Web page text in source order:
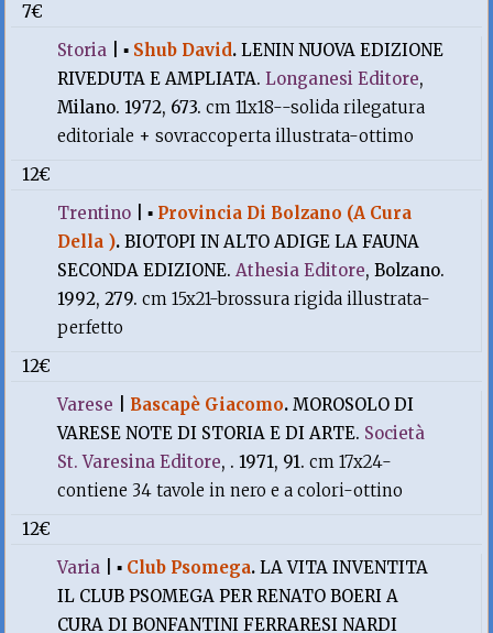
7€
Storia |▪ Shub David.LENIN NUOVA EDIZIONE
RIVEDUTA E AMPLIATA.Longanesi Editore,
Milano. 1972, 673.cm 11x18--solida rilegatura
editoriale + sovraccoperta illustrata-ottimo
12€
Trentino |▪ Provincia Di Bolzano (A Cura
Della ).BIOTOPI IN ALTO ADIGE LA FAUNA
SECONDA EDIZIONE.Athesia Editore, Bolzano.
1992, 279.cm 15x21-brossura rigida illustrata-
perfetto
12€
Varese
Bascapè Giacomo.MOROSOLO DI
VARESE NOTE DI STORIA E DI ARTE. Società
St. Varesina Editore, . 1971, 91.cm 17x24-
contiene 34 tavole in nero e a colori-ottino
12€
Varia |▪ Club Psomega.LA VITA INVENTITA
IL CLUB PSOMEGA PER RENATO BOERI A
CURA DI BONFANTINI FERRARESI NARDI